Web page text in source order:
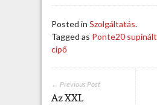
t
b
Posted in Szolgáltatás.
Tagged as Ponte20 supinált
cipő
← Previous Post
Az XXL